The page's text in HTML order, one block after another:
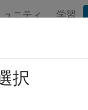
ュニティ 学習
択